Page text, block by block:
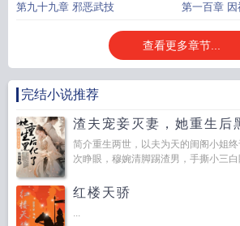
第九十九章 邪恶武技 第一百章 因
查看更多章节...
完结小说推荐
渣夫宠妾灭妻，她重生后
简介重生两世，以夫为天的闺阁小姐
次睁眼，穆婉清脚踢渣男，手撕小三
红楼天骄
...